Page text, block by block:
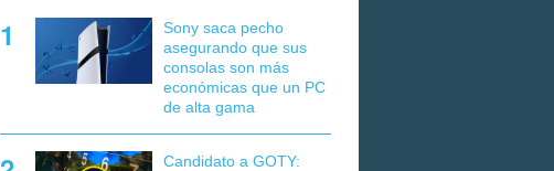
Sony saca pecho
asegurando que sus
consolas son más
económicas que un PC
de alta gama
Candidato a GOTY: